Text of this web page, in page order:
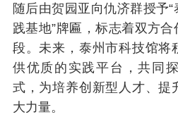
随后由贺园亚向仇济群授予
践基地”牌匾，标志着双方
段。未来，泰州市科技馆将
供优质的实践平台，共同
式，为培养创新型人才、提
大力量。